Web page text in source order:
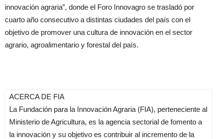
innovación agraria”, donde el Foro Innovagro se trasladó por
cuarto año consecutivo a distintas ciudades del país con el
objetivo de promover una cultura de innovación en el sector
agrario, agroalimentario y forestal del país.
ACERCA DE FIA
La Fundación para la Innovación Agraria (FIA), perteneciente al
Ministerio de Agricultura, es la agencia sectorial de fomento a
la innovación y su objetivo es contribuir al incremento de la